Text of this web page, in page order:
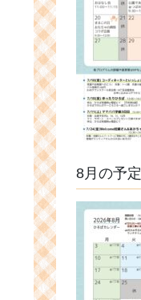
8月の予定